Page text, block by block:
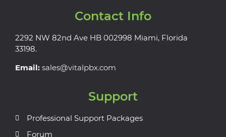
Contact Info
2292 NW 82nd Ave HB 002998 Miami, Florida
33198.
Email: sales@vitalpbx.com
Support
Professional Support Packages
Forum